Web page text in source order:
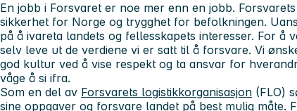
En jobb i Forsvaret er noe mer enn en jobb.
sikkerhet for Norge og trygghet for befolkningen.
på å ivareta landets og fellesskapets interesser. For å
selv leve ut de verdiene vi er satt til å forsvare. Vi
god kultur ved å vise respekt og ta ansvar for
våge å si ifra.
Som en del av Forsvarets logistikkorganisasjon (FLO)
sine oppgaver og forsvare landet på best mulig